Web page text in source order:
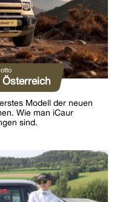
Modell der neuen
Wie man iCaur
sind.